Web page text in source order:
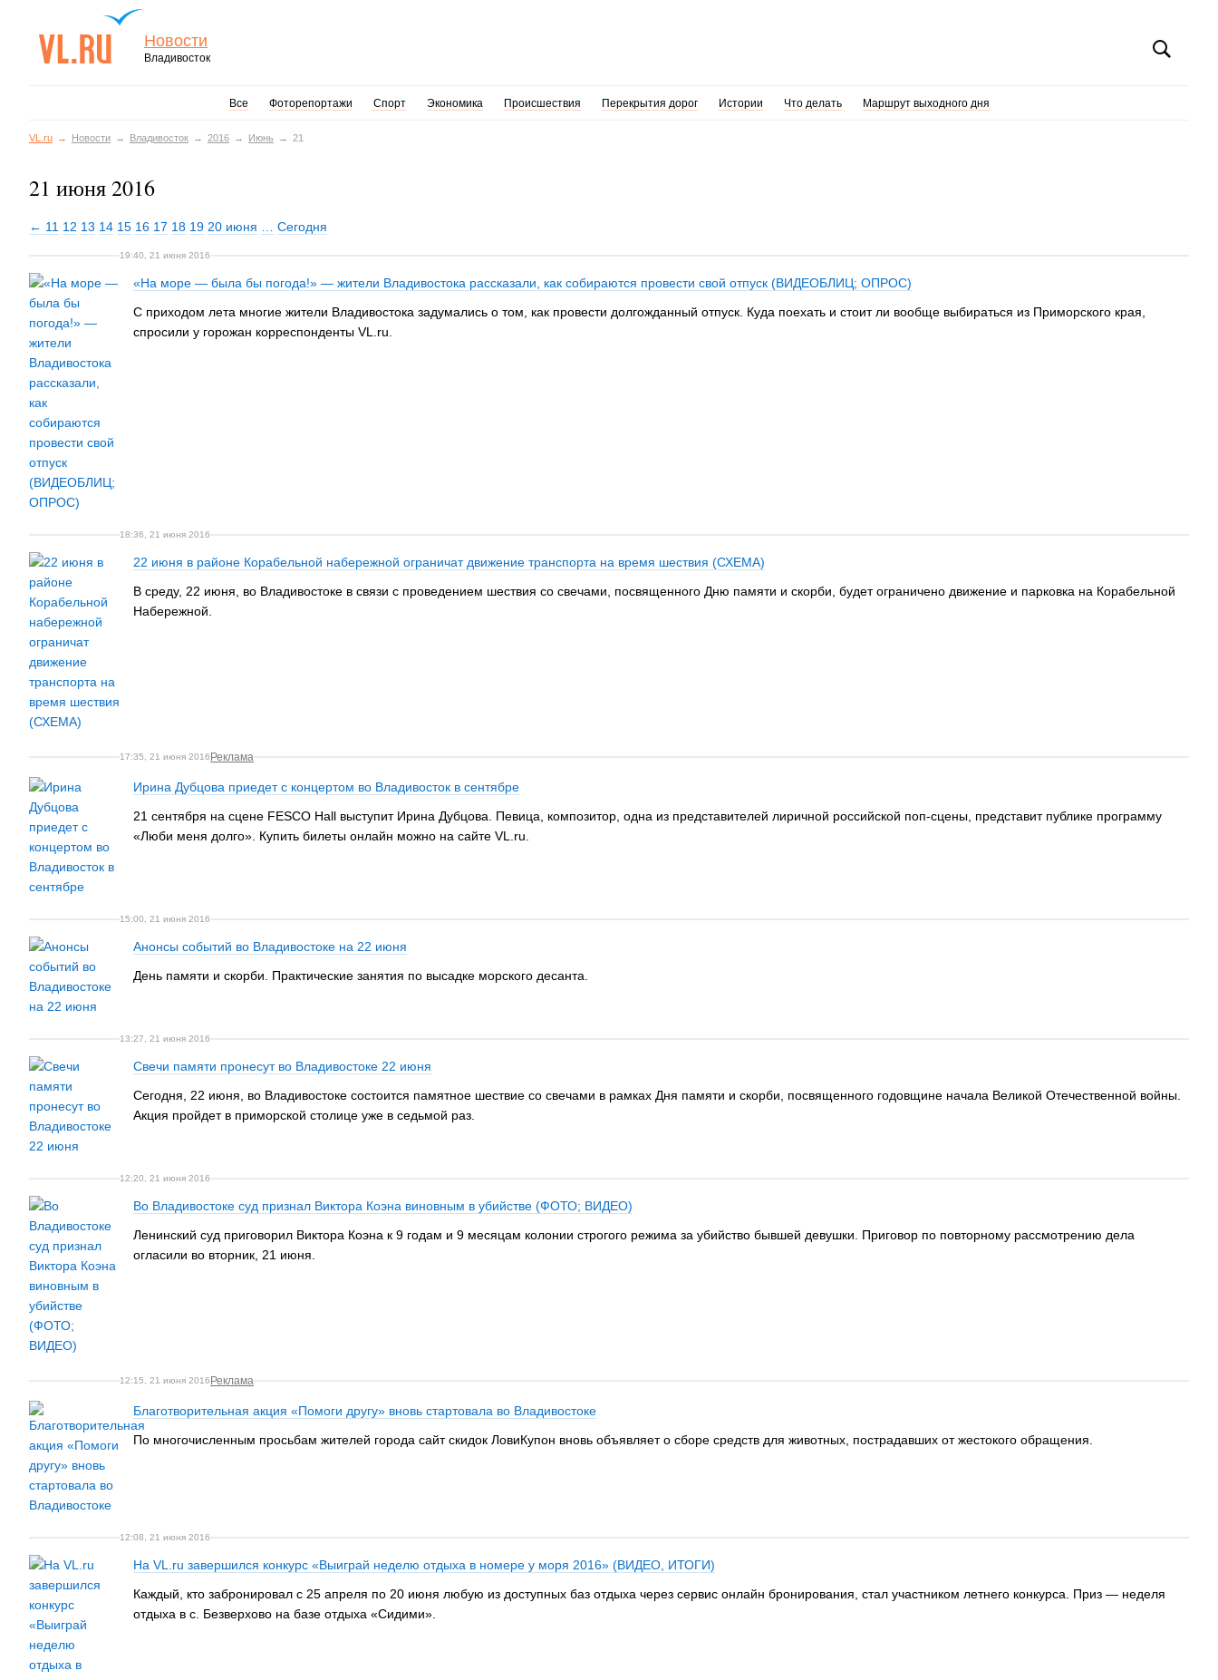
Новости
Владивосток
Все Фоторепортажи Спорт Экономика Происшествия Перекрытия дорог Истории Что делать Маршрут выходного дня
VL.ru Новости Владивосток 2016 Июнь 21
21 июня 2016
← 11 12 13 14 15 16 17 18 19 20 июня Сегодня
19:40, 21 июня 2016
«На море — была бы погода!» — жители Владивостока рассказали, как собираются провести свой отпуск (ВИДЕОБЛИЦ; ОПРОС)
С приходом лета многие жители Владивостока задумались о том, как провести долгожданный отпуск. Куда поехать и стоит ли вообще выбираться из Приморского края,
спросили у горожан корреспонденты VL.ru.
18:36, 21 июня 2016
22 июня в районе Корабельной набережной ограничат движение транспорта на время шествия (СХЕМА)
В среду, 22 июня, во Владивостоке в связи с проведением шествия со свечами, посвященного Дню памяти и скорби, будет ограничено движение и парковка на Корабельной
Набережной.
17:35, 21 июня 2016 Реклама
Ирина Дубцова приедет с концертом во Владивосток в сентябре
21 сентября на сцене FESCO Hall выступит Ирина Дубцова. Певица, композитор, одна из представителей лиричной российской поп-сцены, представит публике программу
«Люби меня долго». Купить билеты онлайн можно на сайте VL.ru.
15:00, 21 июня 2016
Анонсы событий во Владивостоке на 22 июня
День памяти и скорби. Практические занятия по высадке морского десанта.
13:27, 21 июня 2016
Свечи памяти пронесут во Владивостоке 22 июня
Сегодня, 22 июня, во Владивостоке состоится памятное шествие со свечами в рамках Дня памяти и скорби, посвященного годовщине начала Великой Отечественной войны.
Акция пройдет в приморской столице уже в седьмой раз.
12:20, 21 июня 2016
Во Владивостоке суд признал Виктора Коэна виновным в убийстве (ФОТО; ВИДЕО)
Ленинский суд приговорил Виктора Коэна к 9 годам и 9 месяцам колонии строгого режима за убийство бывшей девушки. Приговор по повторному рассмотрению дела
огласили во вторник, 21 июня.
12:15, 21 июня 2016 Реклама
Благотворительная акция «Помоги другу» вновь стартовала во Владивостоке
По многочисленным просьбам жителей города сайт скидок ЛовиКупон вновь объявляет о сборе средств для животных, пострадавших от жестокого обращения.
12:08, 21 июня 2016
На VL.ru завершился конкурс «Выиграй неделю отдыха в номере у моря 2016» (ВИДЕО, ИТОГИ)
Каждый, кто забронировал с 25 апреля по 20 июня любую из доступных баз отдыха через сервис онлайн бронирования, стал участником летнего конкурса. Приз — неделя
отдыха в с. Безверхово на базе отдыха «Сидими».